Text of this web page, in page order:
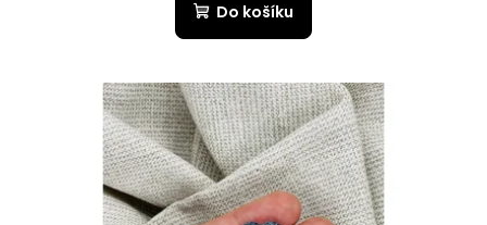
Do košíku